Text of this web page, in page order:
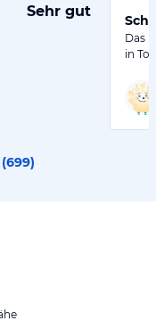
Sehr gut
Das
in
699)